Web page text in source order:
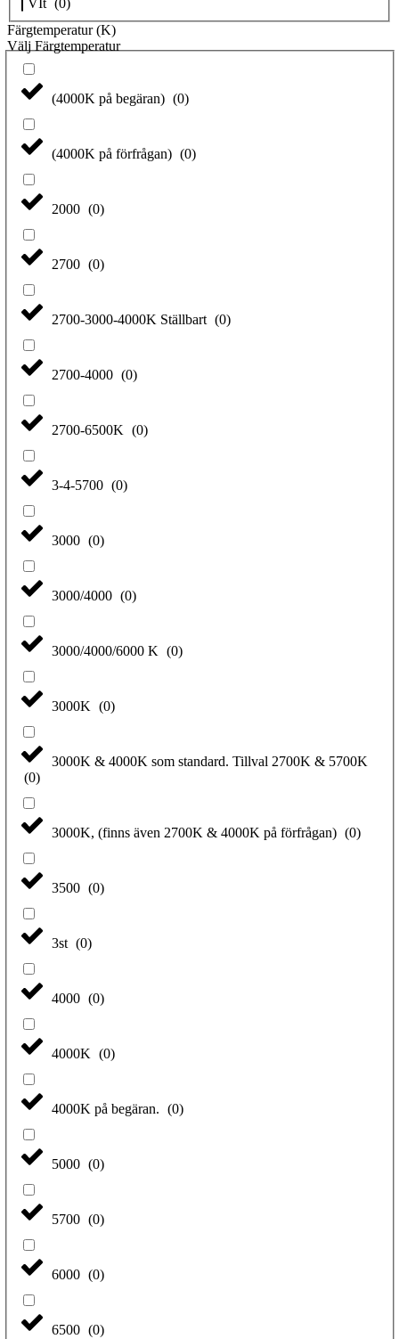
Färgtemperatur (K)
Välj Färgtemperatur
(4000K på begäran) (0)
(4000K på förfrågan) (0)
2000 (0)
2700 (0)
2700-3000-4000K Ställbart (0)
2700-4000 (0)
2700-6500K (0)
3-4-5700 (0)
3000 (0)
3000/4000 (0)
3000/4000/6000 K (0)
3000K (0)
3000K & 4000K som standard. Tillval 2700K & 5700K
(0)
3000K, (finns även 2700K & 4000K på förfrågan) (0)
3500 (0)
3st (0)
4000 (0)
4000K (0)
4000K på begäran. (0)
5000 (0)
5700 (0)
6000 (0)
6500 (0)